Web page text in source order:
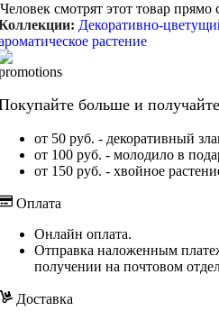
Человек смотрят этот товар прямо
Декоративно-
растение
больше и
от 50 руб. - декоративный
от 100 руб. - молодило в
от 150 руб. - хвойное
Оплата
Онлайн оплата.
Отправка наложенным
получении на почтовом
Доставка